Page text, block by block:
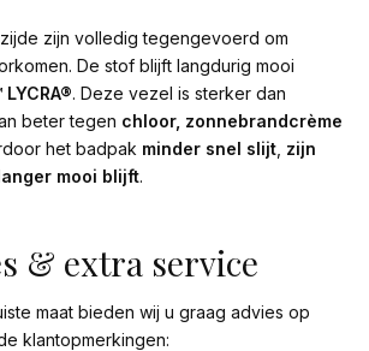
zijn volledig tegengevoerd om
De stof blijft langdurig mooi
LYCRA®. Deze vezel is sterker dan
beter tegen chloor, zonnebrandcrème
het badpak minder snel slijt zijn
mooi blijft.
& extra service
maat bieden wij u graag advies op
klantopmerkingen: